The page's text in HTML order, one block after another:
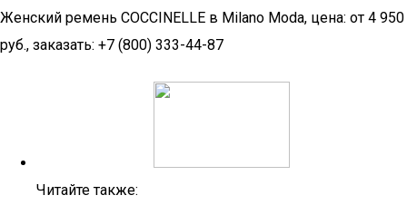
Женский ремень COCCINELLE в Milano Moda, цена: от 4 950
руб., заказать: +7 (800) 333-44-87​
Читайте также: